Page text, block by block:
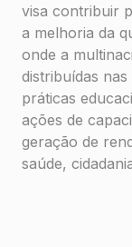
visa contribuir
a melhoria da
onde a
distribuídas
práticas
ações de
geração de
saúde,